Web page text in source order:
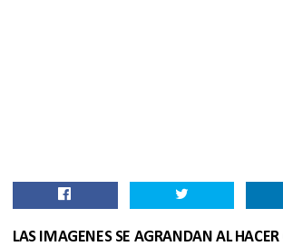
LAS IMAGENES SE AGRANDAN AL